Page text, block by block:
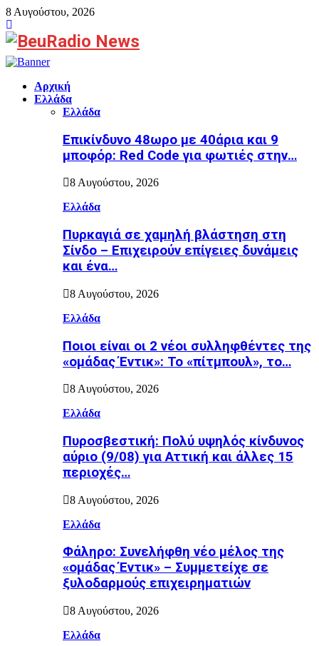
8 Αυγούστου, 2026
Αρχική
Ελλάδα
Ελλάδα
Επικίνδυνο 48ωρο με 40άρια και 9
μποφόρ: Red Code για φωτιές στην…
8 Αυγούστου, 2026
Ελλάδα
Πυρκαγιά σε χαμηλή βλάστηση στη
Σίνδο – Επιχειρούν επίγειες δυνάμεις
και ένα…
8 Αυγούστου, 2026
Ελλάδα
Ποιοι είναι οι 2 νέοι συλληφθέντες της
«ομάδας Έντικ»: Το «πίτμπουλ», το…
8 Αυγούστου, 2026
Ελλάδα
Πυροσβεστική: Πολύ υψηλός κίνδυνος
αύριο (9/08) για Αττική και άλλες 15
περιοχές…
8 Αυγούστου, 2026
Ελλάδα
Φάληρο: Συνελήφθη νέο μέλος της
«ομάδας Έντικ» – Συμμετείχε σε
ξυλοδαρμούς επιχειρηματιών
8 Αυγούστου, 2026
Ελλάδα